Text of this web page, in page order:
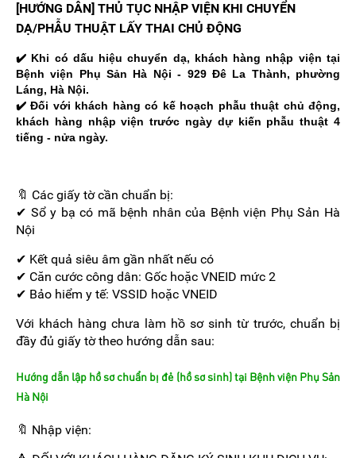
[HƯỚNG DẪN] THỦ TỤC NHẬP VIỆN KHI CHUYỂN
DẠ/PHẪU THUẬT LẤY THAI CHỦ ĐỘNG
✔️ Khi có dấu hiệu chuyển dạ, khách hàng nhập viện tại
Bệnh viện Phụ Sản Hà Nội - 929 Đê La Thành, phường
Láng, Hà Nội.
✔️ Đối với khách hàng có kế hoạch phẫu thuật chủ động,
khách hàng nhập viện trước ngày dự kiến phẫu thuật 4
tiếng - nửa ngày.
🔖 Các giấy tờ cần chuẩn bị:
✔︎ Sổ y bạ có mã bệnh nhân của Bệnh viện Phụ Sản Hà
Nội
✔︎ Kết quả siêu âm gần nhất nếu có
✔︎ Căn cước công dân: Gốc hoặc VNEID mức 2
✔︎ Bảo hiểm y tế: VSSID hoặc VNEID
Với khách hàng chưa làm hồ sơ sinh từ trước, chuẩn bị
đầy đủ giấy tờ theo hướng dẫn sau:
Hướng dẫn lập hồ sơ chuẩn bị đẻ (hồ sơ sinh) tại Bệnh viện Phụ Sản
Hà Nội
🔖 Nhập viện: